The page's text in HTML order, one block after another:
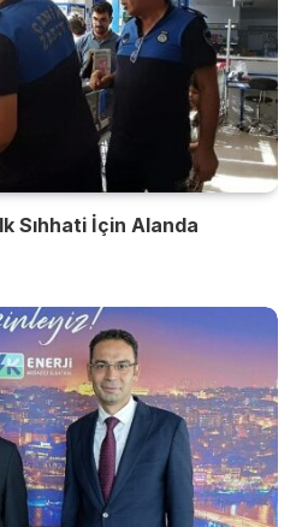
Sıhhati İçin Alanda